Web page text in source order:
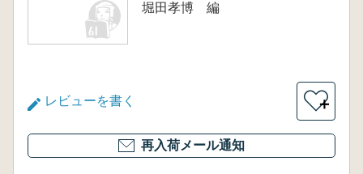
堀田孝博 編
レビューを書く ＋
再入荷メール通知